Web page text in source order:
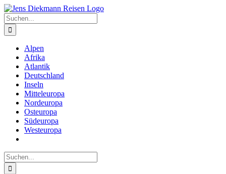
Zum
Inhalt
springen
Suche
nach:
Alpen
Afrika
Atlantik
Deutschland
Inseln
Mitteleuropa
Nordeuropa
Osteuropa
Südeuropa
Westeuropa
Suche
nach: